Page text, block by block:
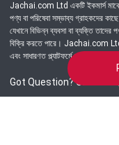
Jachai.com Ltd একটি ইকমার্স
পণ্য বা পরিষেবা সম্ভাব্য গ্রাহকদের
যেখানে বিভিন্ন ব্যবসা বা ব্যক্তি
বিক্রি করতে পারে। Jachai.com Ltd
এবং সাধারণত প্ল্যাটফর্মে সংঘটিত
Got Question? Call us 24/